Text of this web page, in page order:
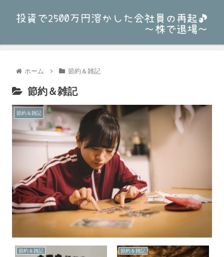
ホーム 節約＆雑記
節約＆雑記
節約＆雑記
節約＆雑記 節約＆雑記